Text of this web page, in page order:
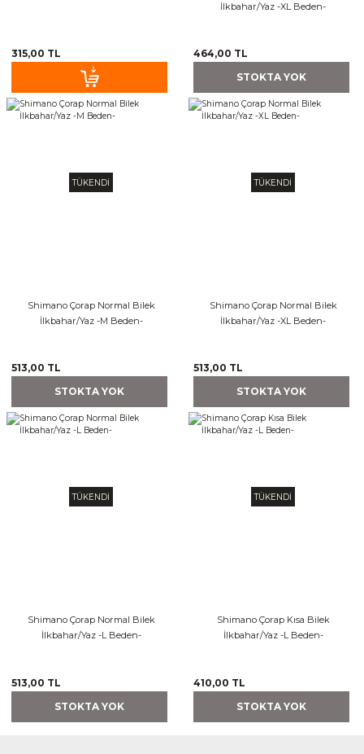
315,00 TL
İlkbahar/Yaz -XL Beden-
464,00 TL
STOKTA YOK
TÜKENDİ
Shimano Çorap Normal Bilek
İlkbahar/Yaz -M Beden-
513,00 TL
STOKTA YOK
TÜKENDİ
Shimano Çorap Normal Bilek
İlkbahar/Yaz -XL Beden-
513,00 TL
STOKTA YOK
TÜKENDİ
Shimano Çorap Normal Bilek
İlkbahar/Yaz -L Beden-
513,00 TL
STOKTA YOK
TÜKENDİ
Shimano Çorap Kısa Bilek
İlkbahar/Yaz -L Beden-
410,00 TL
STOKTA YOK